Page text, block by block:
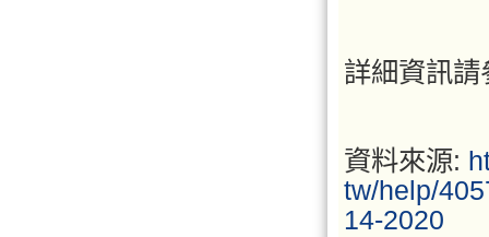
詳細資訊
資料來源:
tw/help/
14-2020